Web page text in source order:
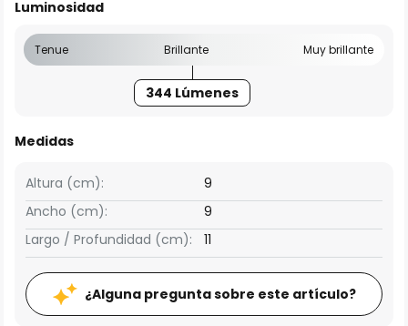
Luminosidad
Tenue Brillante Muy brillante
344 Lúmenes
Medidas
Ancho (cm): 9
Altura (cm): 9
Largo / Profundidad (cm): 11
¿Alguna pregunta sobre este artículo?